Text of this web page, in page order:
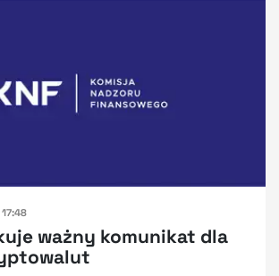
17:48
ważny komunikat dla